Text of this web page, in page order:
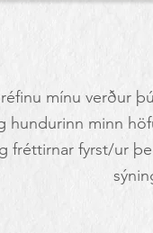
mínu verður
hundurinn minn
fréttirnar fyrst/ur